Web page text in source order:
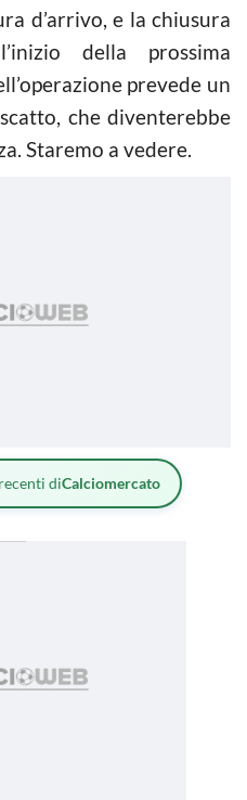
d’arrivo, e la chiusura
della prossima
prevede un
che diventerebbe
Staremo a vedere.
diCalciomercato